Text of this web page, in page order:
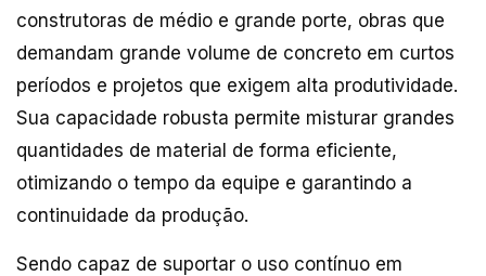
construtoras de médio e grande porte, obras que
demandam grande volume de concreto em curtos
períodos e projetos que exigem alta produtividade.
Sua capacidade robusta permite misturar grandes
quantidades de material de forma eficiente,
otimizando o tempo da equipe e garantindo a
continuidade da produção.
Sendo capaz de suportar o uso contínuo em